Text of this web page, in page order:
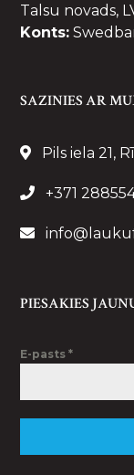
Talsu novads,
Konts:
SAZINIES AR
Pils iela 21,
+371
PIESAKIES
E-pasts*